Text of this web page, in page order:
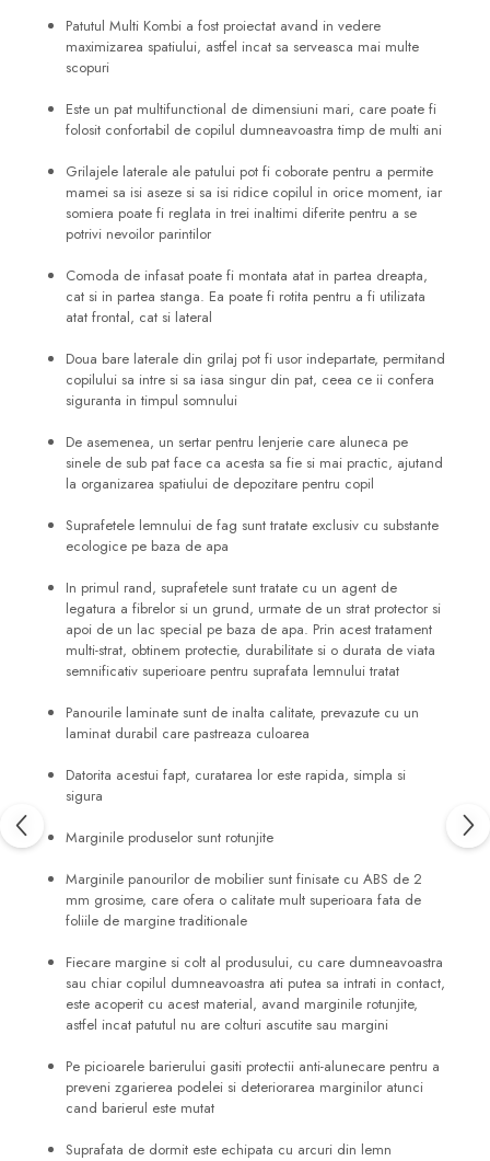
Patutul Multi Kombi a fost proiectat avand in vedere
maximizarea spatiului, astfel incat sa serveasca mai multe
scopuri
Este un pat multifunctional de dimensiuni mari, care poate fi
folosit confortabil de copilul dumneavoastra timp de multi ani
Grilajele laterale ale patului pot fi coborate pentru a permite
mamei sa isi aseze si sa isi ridice copilul in orice moment, iar
somiera poate fi reglata in trei inaltimi diferite pentru a se
potrivi nevoilor parintilor
Comoda de infasat poate fi montata atat in partea dreapta,
cat si in partea stanga. Ea poate fi rotita pentru a fi utilizata
atat frontal, cat si lateral
Doua bare laterale din grilaj pot fi usor indepartate, permitand
copilului sa intre si sa iasa singur din pat, ceea ce ii confera
siguranta in timpul somnului
De asemenea, un sertar pentru lenjerie care aluneca pe
sinele de sub pat face ca acesta sa fie si mai practic, ajutand
la organizarea spatiului de depozitare pentru copil
Suprafetele lemnului de fag sunt tratate exclusiv cu substante
ecologice pe baza de apa
In primul rand, suprafetele sunt tratate cu un agent de
legatura a fibrelor si un grund, urmate de un strat protector si
apoi de un lac special pe baza de apa. Prin acest tratament
multi-strat, obtinem protectie, durabilitate si o durata de viata
semnificativ superioare pentru suprafata lemnului tratat
Panourile laminate sunt de inalta calitate, prevazute cu un
laminat durabil care pastreaza culoarea
Datorita acestui fapt, curatarea lor este rapida, simpla si
sigura
Marginile produselor sunt rotunjite
Marginile panourilor de mobilier sunt finisate cu ABS de 2
mm grosime, care ofera o calitate mult superioara fata de
foliile de margine traditionale
Fiecare margine si colt al produsului, cu care dumneavoastra
sau chiar copilul dumneavoastra ati putea sa intrati in contact,
este acoperit cu acest material, avand marginile rotunjite,
astfel incat patutul nu are colturi ascutite sau margini
Pe picioarele barierului gasiti protectii anti-alunecare pentru a
preveni zgarierea podelei si deteriorarea marginilor atunci
cand barierul este mutat
Suprafata de dormit este echipata cu arcuri din lemn